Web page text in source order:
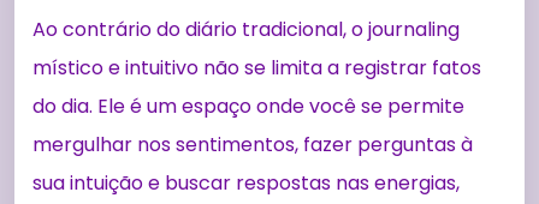
Ao contrário do diário tradicional, o journaling
místico e intuitivo não se limita a registrar fatos
do dia. Ele é um espaço onde você se permite
mergulhar nos sentimentos, fazer perguntas à
sua intuição e buscar respostas nas energias,